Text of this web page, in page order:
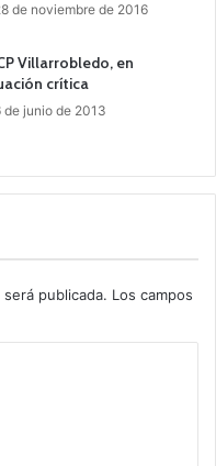
de noviembre de 2016
Villarrobledo, en
crítica
de junio de 2013
publicada. Los campos